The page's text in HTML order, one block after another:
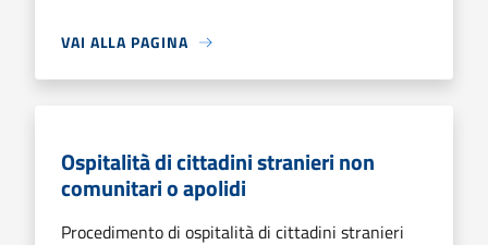
VAI ALLA PAGINA
Ospitalità di cittadini stranieri non
comunitari o apolidi
Procedimento di ospitalità di cittadini stranieri